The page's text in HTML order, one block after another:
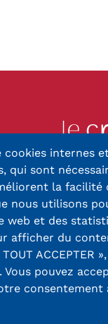
13, Rue Ernest
90010
03
internes
qui sont
la
nous utilisons
web et des
afficher du
ACCEPTER
pouvez